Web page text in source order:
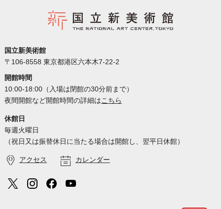
国立新美術館
〒106-8558 東京都港区六本木7-22-2
開館時間
10:00-18:00（入場は閉館の30分前まで）
夜間開館など開館時間の詳細はこちら
休館日
毎週火曜日
（祝日又は振替休日に当たる場合は開館し、翌平日休館）
アクセス カレンダー